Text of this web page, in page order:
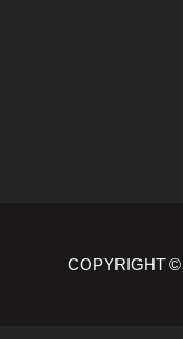
COPYRIGHT